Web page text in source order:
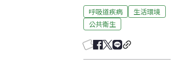
呼吸道疾病
生活環境
公共衛生